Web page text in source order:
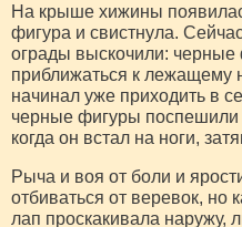
На крыше хижины
фигура и свистнула.
ограды выскочили:
приближаться к лежащему
начинал уже приходить в
черные фигуры поспешили
когда он встал на ноги,
Рыча и воя от боли и
отбиваться от веревок, но
лап проскакивала наружу,